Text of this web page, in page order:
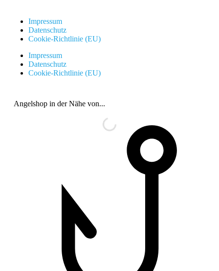
Impressum
Datenschutz
Cookie-Richtlinie (EU)
Impressum
Datenschutz
Cookie-Richtlinie (EU)
Angelshop in der Nähe von...